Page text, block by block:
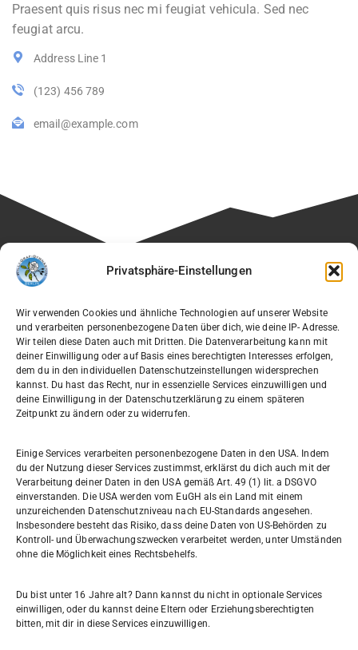
Privatsphäre-Einstellungen
Wir verwenden Cookies und ähnliche Technologien auf unserer Website
und verarbeiten personenbezogene Daten über dich, wie deine IP- Adresse.
Wir teilen diese Daten auch mit Dritten. Die Datenverarbeitung kann mit
deiner Einwilligung oder auf Basis eines berechtigten Interesses erfolgen,
dem du in den individuellen Datenschutzeinstellungen widersprechen
kannst. Du hast das Recht, nur in essenzielle Services einzuwilligen und
deine Einwilligung in der Datenschutzerklärung zu einem späteren
Zeitpunkt zu ändern oder zu widerrufen.
Einige Services verarbeiten personenbezogene Daten in den USA. Indem
du der Nutzung dieser Services zustimmst, erklärst du dich auch mit der
Verarbeitung deiner Daten in den USA gemäß Art. 49 (1) lit. a DSGVO
einverstanden. Die USA werden vom EuGH als ein Land mit einem
unzureichenden Datenschutzniveau nach EU-Standards angesehen.
Insbesondere besteht das Risiko, dass deine Daten von US-Behörden zu
Kontroll- und Überwachungszwecken verarbeitet werden, unter Umständen
ohne die Möglichkeit eines Rechtsbehelfs.
Du bist unter 16 Jahre alt? Dann kannst du nicht in optionale Services
einwilligen, oder du kannst deine Eltern oder Erziehungsberechtigten
bitten, mit dir in diese Services einzuwilligen.
Praesent quis risus nec mi feugiat vehicula. Sed nec
feugiat arcu.
Address Line 1
(123) 456 789
email@example.com
Besuchen Sie auch die Seite unseres Fördervereins:
Willi-Graf-Gymnasium
Ostpreußendamm 166
12207 Berlin
030 7729004
030772057999
Schul- und Rechtsträger: Land Berlin
Sekretariat:
Verantwortlicher Website:
leinenbach@willi-graf-os.de